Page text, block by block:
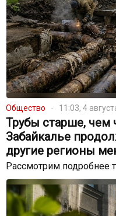
Общество 11:03, 4
Трубы старше, чем
Забайкалье
другие регионы
Рассмотрим подробнее